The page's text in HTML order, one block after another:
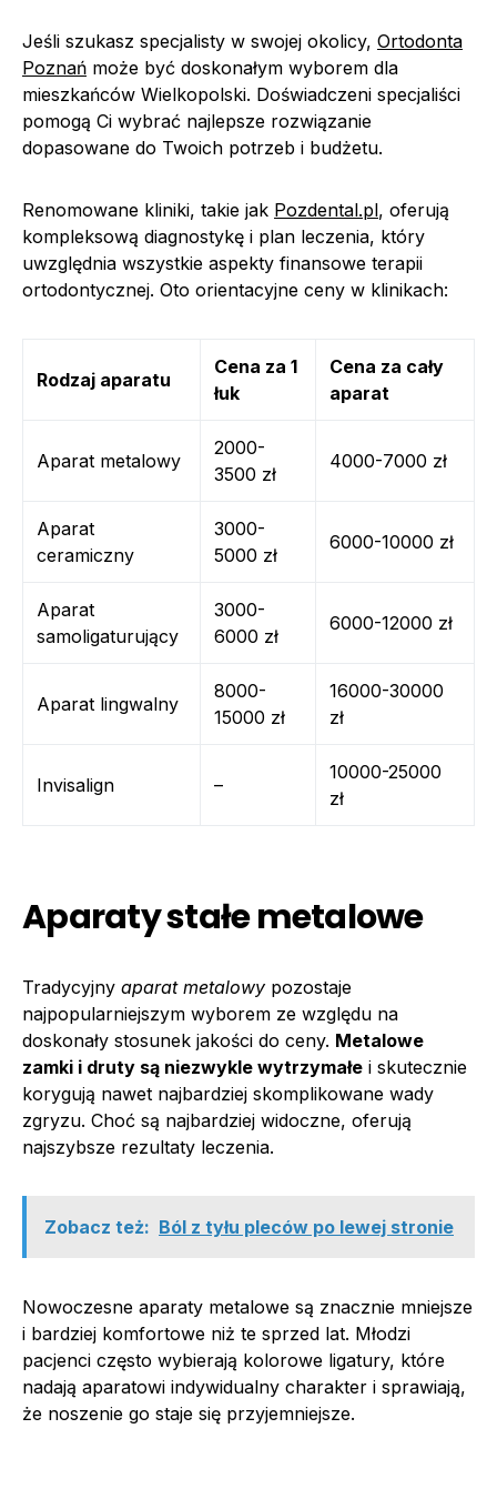
Jeśli szukasz specjalisty w swojej okolicy, Ortodonta
Poznań może być doskonałym wyborem dla
mieszkańców Wielkopolski. Doświadczeni specjaliści
pomogą Ci wybrać najlepsze rozwiązanie
dopasowane do Twoich potrzeb i budżetu.
Renomowane kliniki, takie jak Pozdental.pl, oferują
kompleksową diagnostykę i plan leczenia, który
uwzględnia wszystkie aspekty finansowe terapii
ortodontycznej. Oto orientacyjne ceny w klinikach:
Rodzaj aparatu
Cena za 1
łuk
Cena za cały
aparat
Aparat metalowy
2000-
3500 zł
4000-7000 zł
Aparat
ceramiczny
3000-
5000 zł
6000-10000 zł
Aparat
samoligaturujący
3000-
6000 zł
6000-12000 zł
Aparat lingwalny
8000-
15000 zł
16000-30000
zł
Invisalign –
10000-25000
zł
Aparaty stałe metalowe
Tradycyjny aparat metalowy pozostaje
najpopularniejszym wyborem ze względu na
doskonały stosunek jakości do ceny. Metalowe
zamki i druty są niezwykle wytrzymałe i skutecznie
korygują nawet najbardziej skomplikowane wady
zgryzu. Choć są najbardziej widoczne, oferują
najszybsze rezultaty leczenia.
Zobacz też: Ból z tyłu pleców po lewej stronie
Nowoczesne aparaty metalowe są znacznie mniejsze
i bardziej komfortowe niż te sprzed lat. Młodzi
pacjenci często wybierają kolorowe ligatury, które
nadają aparatowi indywidualny charakter i sprawiają,
że noszenie go staje się przyjemniejsze.